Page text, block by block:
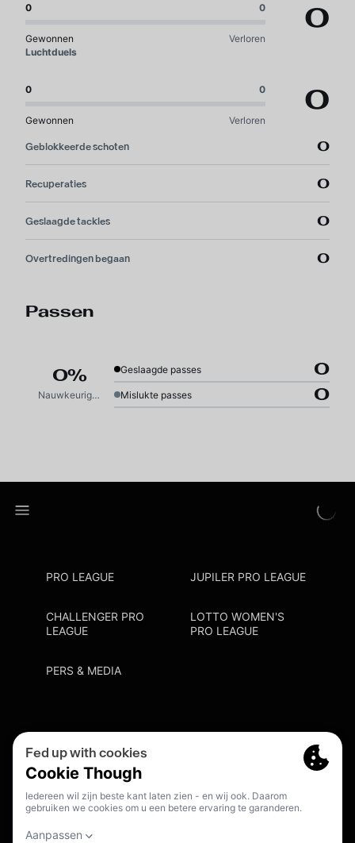
0 0
Gewonnen Verloren
0
Luchtduels
0 0
Gewonnen Verloren
0
Geblokkeerde schoten 0
Recuperaties 0
Geslaagde tackles 0
Overtredingen begaan 0
Passen
0%
Nauwkeurigheid
Geslaagde passes 0
Mislukte passes 0
PRO LEAGUE JUPILER PRO LEAGUE
CHALLENGER PRO
LEAGUE
LOTTO WOMEN'S
PRO LEAGUE
PERS & MEDIA
Cookie Policy
Meldpunt Racisme En Discriminatie